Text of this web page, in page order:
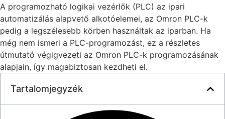
A programozható logikai vezérlők (PLC) az ipari
automatizálás alapvető alkotóelemei, az Omron PLC-k
pedig a legszélesebb körben használtak az iparban. Ha
még nem ismeri a PLC-programozást, ez a részletes
útmutató végigvezeti az Omron PLC-k programozásának
alapjain, így magabiztosan kezdheti el.
Tartalomjegyzék